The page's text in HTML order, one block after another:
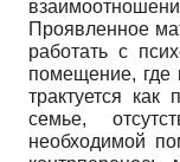
Проявленное
работать с
помещение, где
трактуется
семье,
необходимой